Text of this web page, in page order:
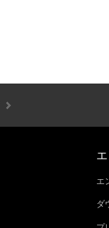
エ
ダ